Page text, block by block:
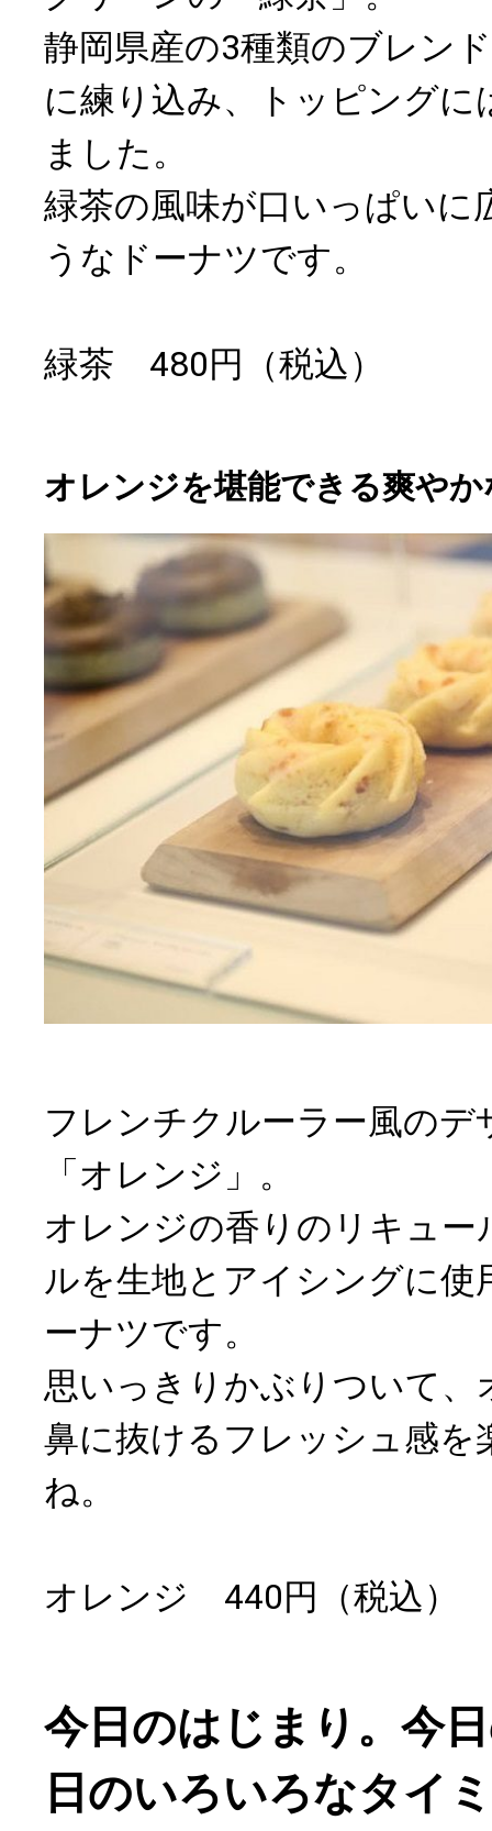
静岡県産の3種類のブレン
に練り込み、トッピングに
ました。
緑茶の風味が口いっぱいに
うなドーナツです。
緑茶 480円（税込）
オレンジを堪能できる爽や
フレンチクルーラー風のデ
「オレンジ」。
オレンジの香りのリキュ
ルを生地とアイシングに使
ーナツです。
思いっきりかぶりついて、
鼻に抜けるフレッシュ感を
ね。
オレンジ 440円（税込）
今日のはじまり。今
日のいろいろなタイ